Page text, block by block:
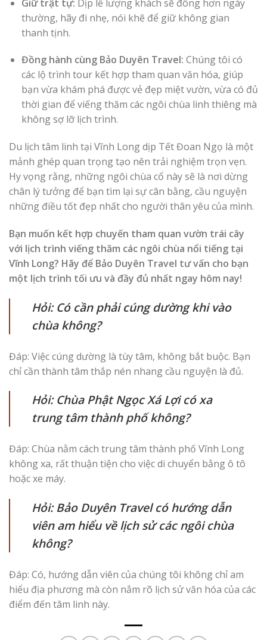
Giữ trật tự: Dịp lễ lượng khách sẽ đông hơn ngày
thường, hãy đi nhẹ, nói khẽ để giữ không gian
thanh tịnh.
Đồng hành cùng Bảo Duyên Travel: Chúng tôi có
các lộ trình tour kết hợp tham quan văn hóa, giúp
bạn vừa khám phá được vẻ đẹp miệt vườn, vừa có đủ
thời gian để viếng thăm các ngôi chùa linh thiêng mà
không sợ lỡ lịch trình.
Du lịch tâm linh tại Vĩnh Long dịp Tết Đoan Ngọ là một
mảnh ghép quan trọng tạo nên trải nghiệm trọn vẹn.
Hy vọng rằng, những ngôi chùa cổ này sẽ là nơi dừng
chân lý tưởng để bạn tìm lại sự cân bằng, cầu nguyện
những điều tốt đẹp nhất cho người thân yêu của mình.
Bạn muốn kết hợp chuyến tham quan vườn trái cây
với lịch trình viếng thăm các ngôi chùa nổi tiếng tại
Vĩnh Long? Hãy để Bảo Duyên Travel tư vấn cho bạn
một lịch trình tối ưu và đầy đủ nhất ngay hôm nay!
Hỏi: Có cần phải cúng dường khi vào
chùa không?
Đáp: Việc cúng dường là tùy tâm, không bắt buộc. Bạn
chỉ cần thành tâm thắp nén nhang cầu nguyện là đủ.
Hỏi: Chùa Phật Ngọc Xá Lợi có xa
trung tâm thành phố không?
Đáp: Chùa nằm cách trung tâm thành phố Vĩnh Long
không xa, rất thuận tiện cho việc di chuyển bằng ô tô
hoặc xe máy.
Hỏi: Bảo Duyên Travel có hướng dẫn
viên am hiểu về lịch sử các ngôi chùa
không?
Đáp: Có, hướng dẫn viên của chúng tôi không chỉ am
hiểu địa phương mà còn nắm rõ lịch sử văn hóa của các
điểm đến tâm linh này.